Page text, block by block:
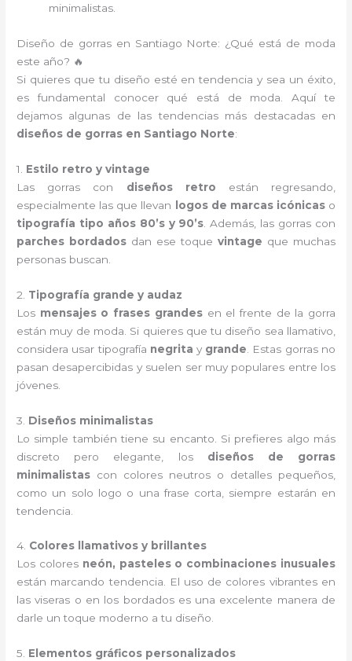
minimalistas.
Diseño de gorras en Santiago Norte: ¿Qué está de moda
este año? 🔥
Si quieres que tu diseño esté en tendencia y sea un éxito,
es fundamental conocer qué está de moda. Aquí te
dejamos algunas de las tendencias más destacadas en
diseños de gorras en Santiago Norte:
1. Estilo retro y vintage
Las gorras con diseños retro están regresando,
especialmente las que llevan
logos de marcas icónicaso
tipografía tipo años 80’s y 90’s . Además, las gorras con
parches bordados dan ese toque vintage que muchas
personas buscan.
2. Tipografía grande y audaz
Los mensajes o frases grandesen el frente de la gorra
están muy de moda. Si quieres que tu diseño sea llamativo,
considera usar tipografía negrita y grande . Estas gorras no
pasan desapercibidas y suelen ser muy populares entre los
jóvenes.
3. Diseños minimalistas
Lo simple también tiene su encanto. Si prefieres algo más
discreto pero elegante, los diseños de gorras
minimalistas con colores neutros o detalles pequeños,
como un solo logo o una frase corta, siempre estarán en
tendencia.
4. Colores llamativos y brillantes
Los colores neón, pasteles o combinaciones inusuales
están marcando tendencia. El uso de colores vibrantes en
las viseras o en los bordados es una excelente manera de
darle un toque moderno a tu diseño.
5. Elementos gráficos personalizados